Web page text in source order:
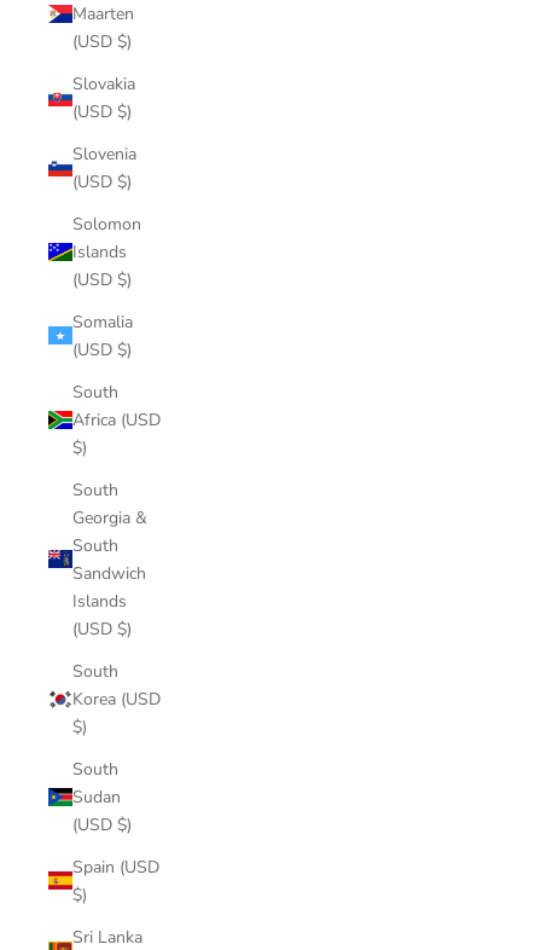
Maarten
(USD $)
Slovakia
(USD $)
Slovenia
(USD $)
Solomon
Islands
(USD $)
Somalia
(USD $)
South
Africa (USD
$)
South
Georgia &
South
Sandwich
Islands
(USD $)
South
Korea (USD
$)
South
Sudan
(USD $)
Spain (USD
$)
Sri Lanka